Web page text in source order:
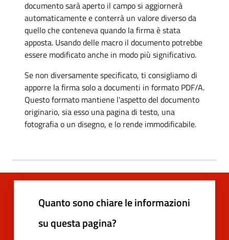
documento sarà aperto il campo si aggiornerà
automaticamente e conterrà un valore diverso da
quello che conteneva quando la firma è stata
apposta. Usando delle macro il documento potrebbe
essere modificato anche in modo più significativo.
Se non diversamente specificato, ti consigliamo di
apporre la firma solo a documenti in formato PDF/A.
Questo formato mantiene l'aspetto del documento
originario, sia esso una pagina di testo, una
fotografia o un disegno, e lo rende immodificabile.
Quanto sono chiare le informazioni
su questa pagina?